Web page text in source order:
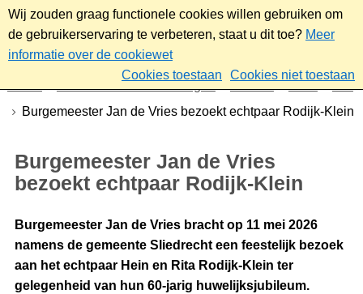
Wij zouden graag functionele cookies willen gebruiken om
de gebruikerservaring te verbeteren, staat u dit toe? Meer
informatie over de cookiewet
Cookies toestaan
Cookies niet toestaan
Nieuws & bekendmakingen Nieuws 2026
Mei
Burgemeester Jan de Vries bezoekt echtpaar Rodijk-Klein
Burgemeester Jan de Vries
bezoekt echtpaar Rodijk-Klein
Burgemeester Jan de Vries bracht op 11 mei 2026
namens de gemeente Sliedrecht een feestelijk bezoek
aan het echtpaar Hein en Rita Rodijk-Klein ter
gelegenheid van hun 60-jarig huwelijksjubileum.